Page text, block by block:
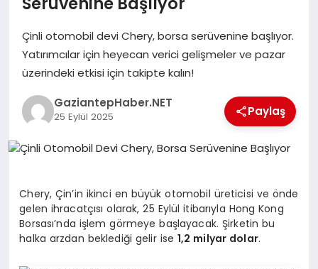
FINANS
KÜLTÜR VE SANAT
MAGAZIN
SIYASET
Çinli otomobil devi Chery, borsa serüvenine başlıyor.
Yatırımcılar için heyecan verici gelişmeler ve pazar
üzerindeki etkisi için takipte kalın!
GaziantepHaber.NET
25 Eylül 2025 Paylaş
Chery, Çin’in ikinci en büyük otomobil üreticisi ve önde
gelen ihracatçısı olarak, 25 Eylül itibarıyla Hong Kong
Borsası’nda işlem görmeye başlayacak. Şirketin bu
halka arzdan beklediği gelir ise 1,2 milyar dolar.